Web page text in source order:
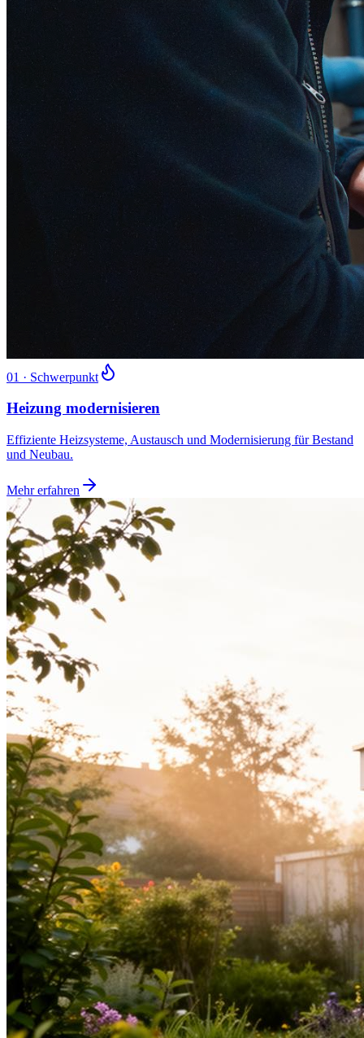
01 · Schwerpunkt
Heizung modernisieren
Effiziente Heizsysteme, Austausch und Modernisierung für Bestand
und Neubau.
Mehr erfahren